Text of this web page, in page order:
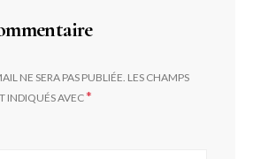
NE SERA PAS PUBLIÉE. LES CHAMPS
INDIQUÉS AVEC*